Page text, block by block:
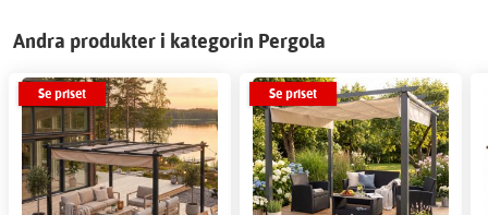
Andra produkter i kategorin Pergola
Se priset Se priset